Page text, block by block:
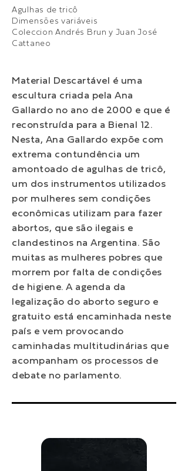
Agulhas de tricô
Dimensões variáveis
Coleccion Andrés Brun y Juan José
Cattaneo
Material Descartável é uma
escultura criada pela Ana
Gallardo no ano de 2000 e que é
reconstruída para a Bienal 12.
Nesta, Ana Gallardo expõe com
extrema contundência um
amontoado de agulhas de tricô,
um dos instrumentos utilizados
por mulheres sem condições
econômicas utilizam para fazer
abortos, que são ilegais e
clandestinos na Argentina. São
muitas as mulheres pobres que
morrem por falta de condições
de higiene. A agenda da
legalização do aborto seguro e
gratuito está encaminhada neste
país e vem provocando
caminhadas multitudinárias que
acompanham os processos de
debate no parlamento.